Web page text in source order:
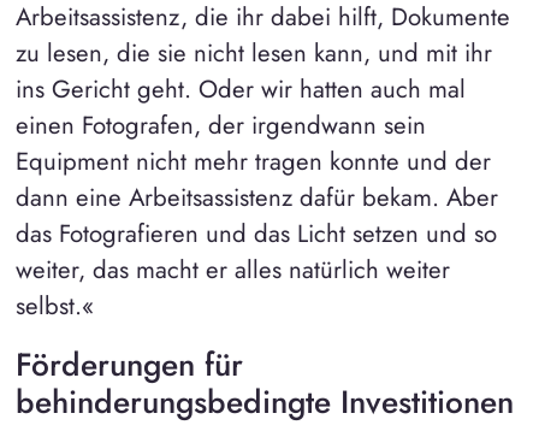
Arbeitsassistenz, die ihr dabei hilft, Dokumente
zu lesen, die sie nicht lesen kann, und mit ihr
ins Gericht geht. Oder wir hatten auch mal
einen Fotografen, der irgendwann sein
Equipment nicht mehr tragen konnte und der
dann eine Arbeitsassistenz dafür bekam. Aber
das Fotografieren und das Licht setzen und so
weiter, das macht er alles natürlich weiter
selbst.«
Förderungen für
behinderungsbedingte Investitionen